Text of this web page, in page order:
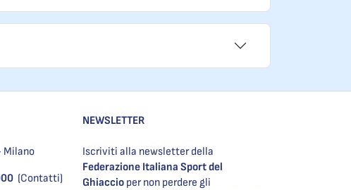
Milano
(Contatti)
NEWSLETTER
Iscriviti alla newsletter della
Federazione Italiana Sport del
Ghiaccio per non perdere gli